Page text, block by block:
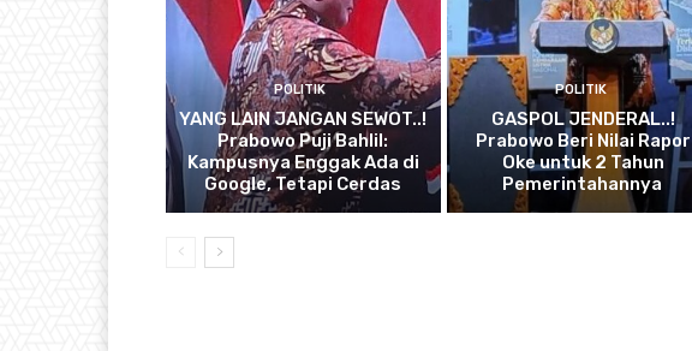
POLITIK
YANG LAIN JANGAN SEWOT..!
Prabowo Puji Bahlil:
Kampusnya Enggak Ada di
Google, Tetapi Cerdas
POLITIK
GASPOL JENDERAL..!
Prabowo Beri Nilai Rapor
Oke untuk 2 Tahun
Pemerintahannya